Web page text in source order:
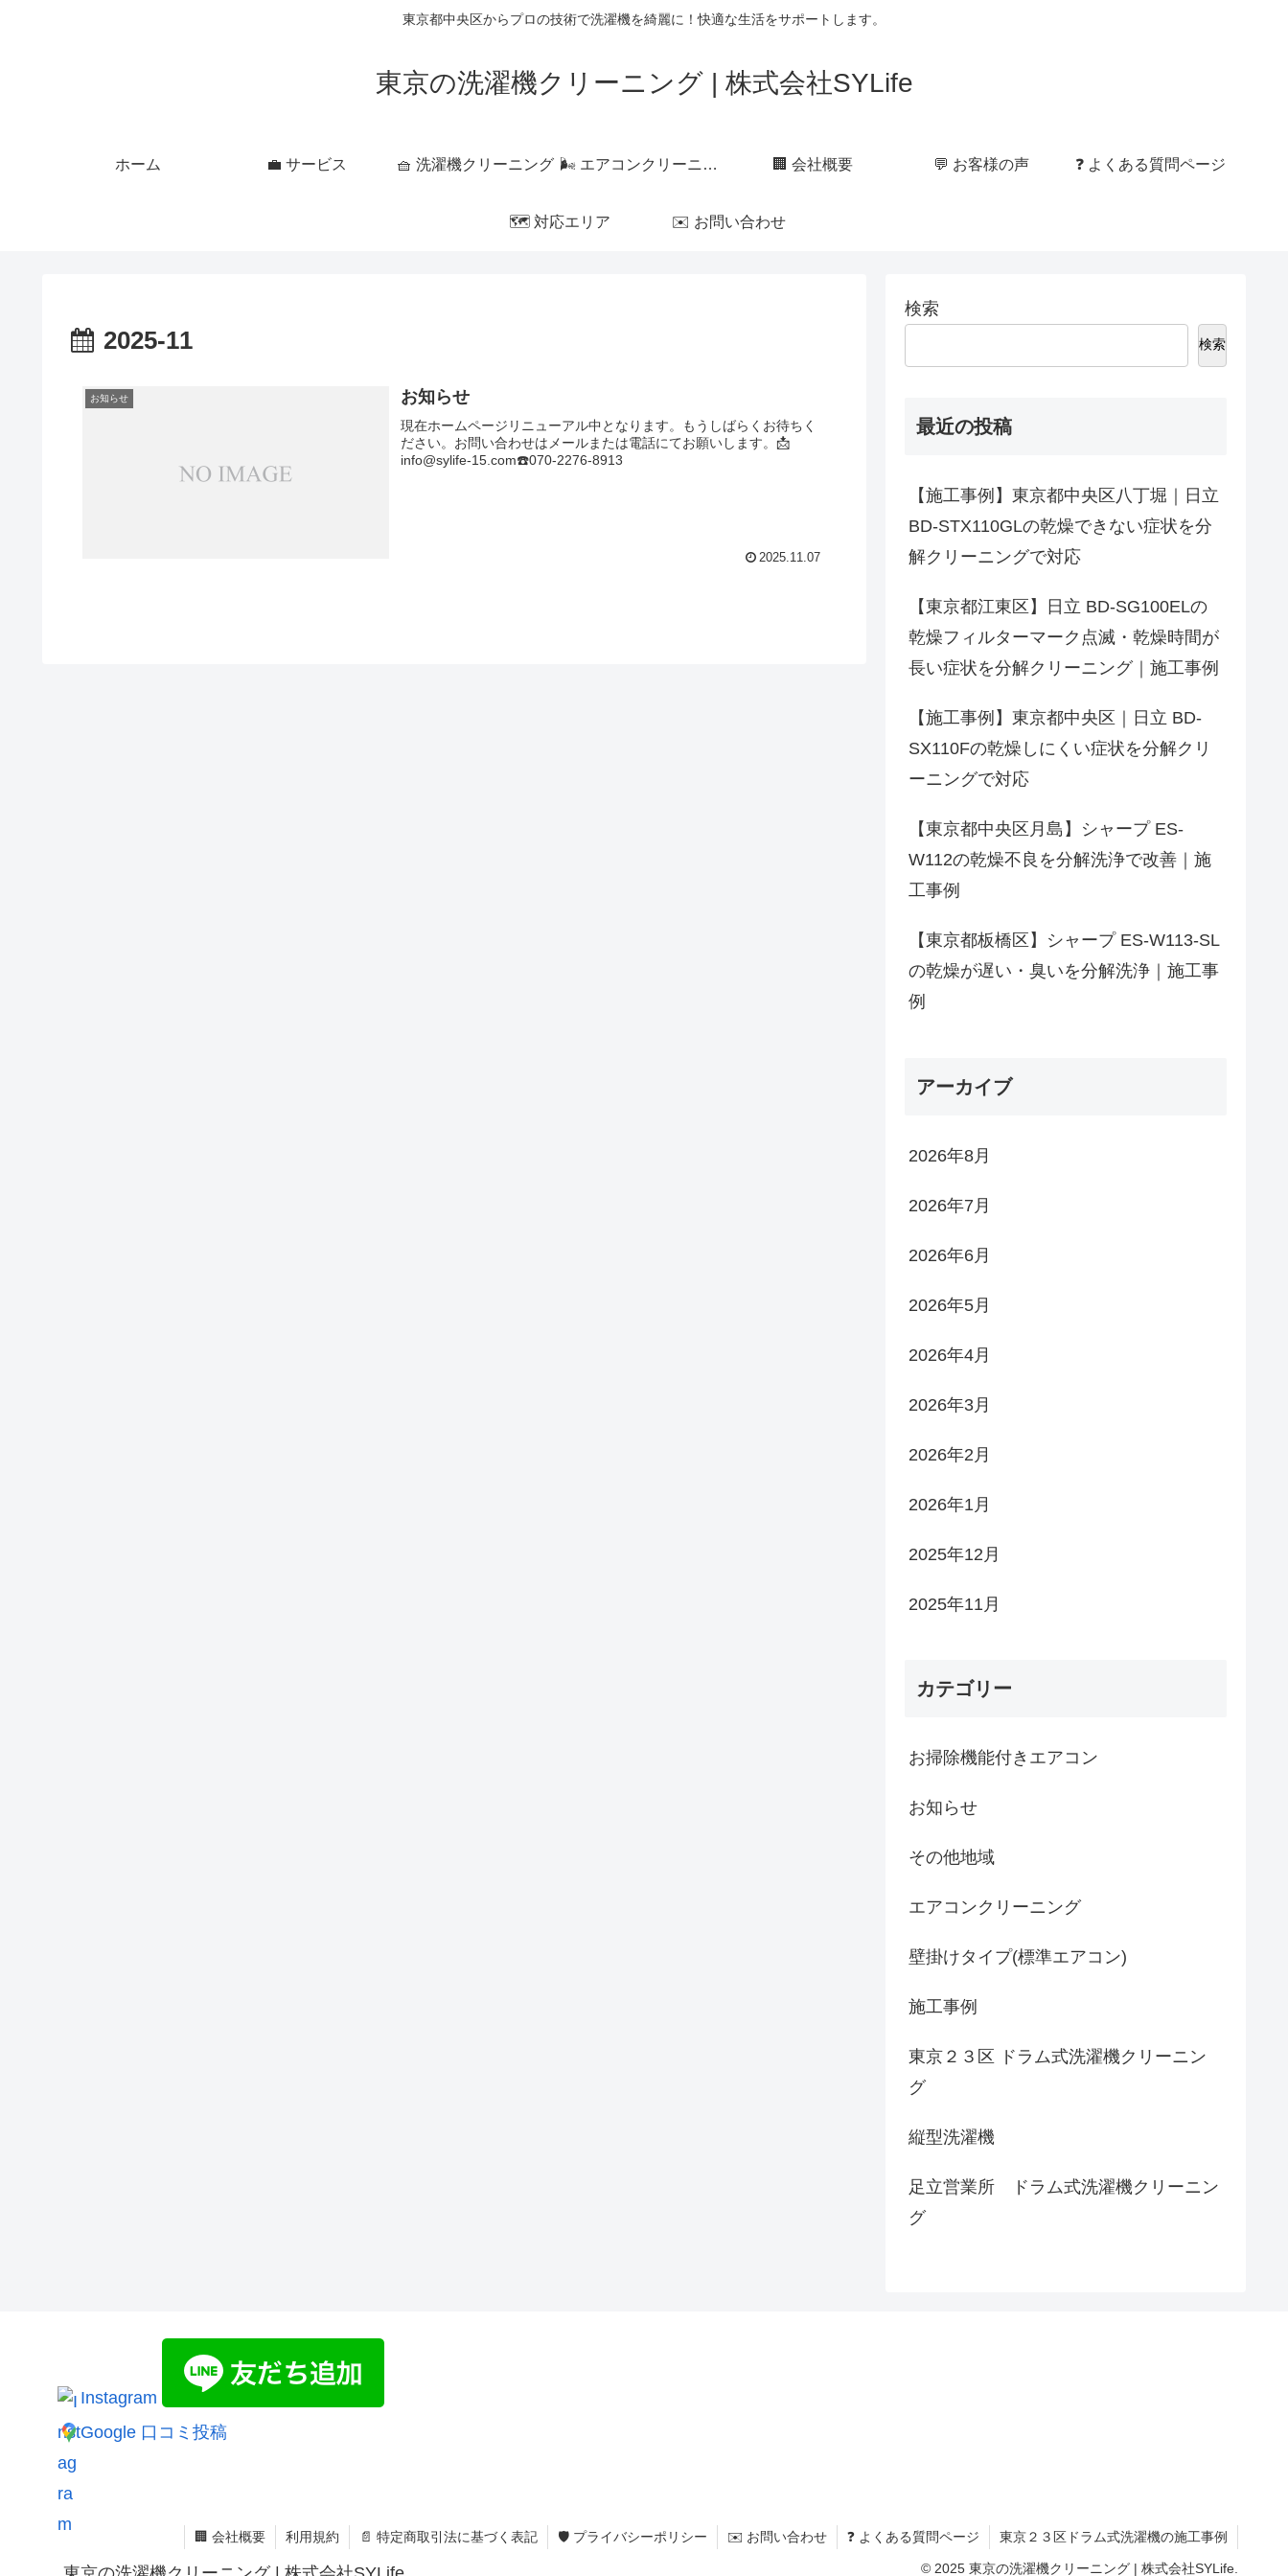
東京都中央区からプロの技術で洗濯機を綺麗に！快適な生活をサポートします。
東京の洗濯機クリーニング | 株式会社SYLife
ホーム 💼 サービス 🧺 洗濯機クリーニング 🌬 エアコンクリーニング 🏢 会社概要 💬 お客様の声 ❓ よくある質問ページ
🗺 対応エリア ✉️ お問い合わせ
2025-11
お知らせ お知らせ
現在ホームページリニューアル中となります。もうしばらくお待ちく
ださい。お問い合わせはメールまたは電話にてお願いします。📩
info@sylife-15.com☎️070-2276-8913
2025.11.07
検索
検索
最近の投稿
【施工事例】東京都中央区八丁堀｜日立
BD-STX110GLの乾燥できない症状を分
解クリーニングで対応
【東京都江東区】日立 BD-SG100ELの
乾燥フィルターマーク点滅・乾燥時間が
長い症状を分解クリーニング｜施工事例
【施工事例】東京都中央区｜日立 BD-
SX110Fの乾燥しにくい症状を分解クリ
ーニングで対応
【東京都中央区月島】シャープ ES-
W112の乾燥不良を分解洗浄で改善｜施
工事例
【東京都板橋区】シャープ ES-W113-SL
の乾燥が遅い・臭いを分解洗浄｜施工事
例
アーカイブ
2026年8月
2026年7月
2026年6月
2026年5月
2026年4月
2026年3月
2026年2月
2026年1月
2025年12月
2025年11月
カテゴリー
お掃除機能付きエアコン
お知らせ
その他地域
エアコンクリーニング
壁掛けタイプ(標準エアコン)
施工事例
東京２３区 ドラム式洗濯機クリーニン
グ
縦型洗濯機
足立営業所 ドラム式洗濯機クリーニン
グ
Instagram
Google 口コミ投稿
🏢 会社概要 利用規約 📄 特定商取引法に基づく表記 🛡 プライバシーポリシー ✉️ お問い合わせ ❓ よくある質問ページ 東京２３区ドラム式洗濯機の施工事例
© 2025 東京の洗濯機クリーニング | 株式会社SYLife.